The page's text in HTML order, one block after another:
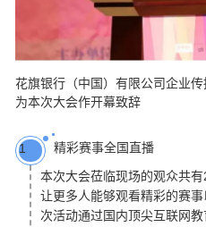
花旗银行（中国）有限公司企业
为本次大会作开幕致辞
1
精彩赛事全国直播
本次大会莅临现场的观众共
让更多人能够观看精彩的赛
次活动通过国内顶尖互联网